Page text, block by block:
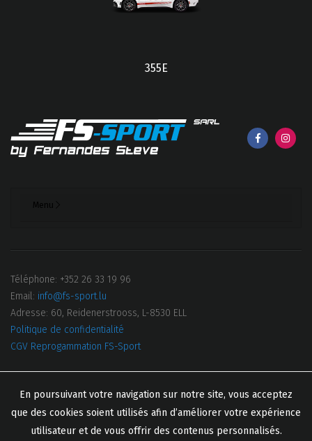
En poursuivant votre navigation sur notre site, vous acceptez
que des cookies soient utilisés afin d’améliorer votre expérience
utilisateur et de vous offrir des contenus personnalisés.
355E
Menu
Téléphone: +352 26 33 19 96
Email: info@fs-sport.lu
Adresse: 60, Reidenerstrooss, L-8530 ELL
Politique de confidentialité
CGV Reprogammation FS-Sport
Menu top